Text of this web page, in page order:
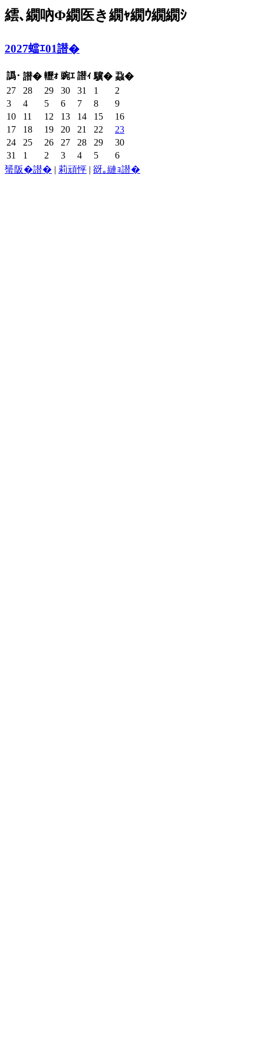
繧､繝吶Φ繝医き繝ｬ繝ｳ繝繝ｼ
2027蟷ｴ01譛�
譌･ 譛� 轣ｫ 豌ｴ 譛ｨ 驥� 蝨�
27
28 29 30 31 1
2
3
4 5 6 7 8
9
10
11 12 13 14 15
16
17
18 19 20 21 22
23
24
25 26 27 28 29
30
31
1 2 3 4 5
6
蜑阪�譛� | 莉頑怦 | 谺｡縺ｮ譛�